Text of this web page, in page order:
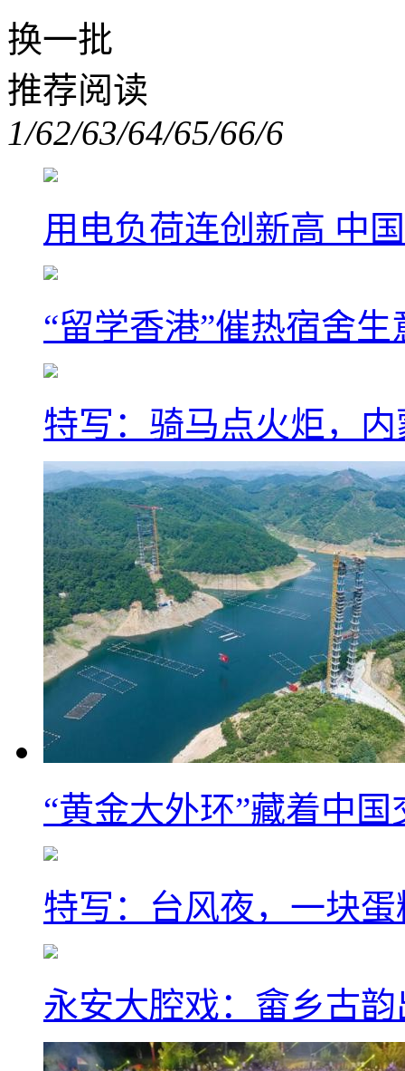
换一批
推荐阅读
1/62/63/64/65/66/6
用电负荷连创新高 中
“留学香港”催热宿舍
特写：骑马点火炬，
“黄金大外环”藏着中
特写：台风夜，一块
永安大腔戏：畲乡古